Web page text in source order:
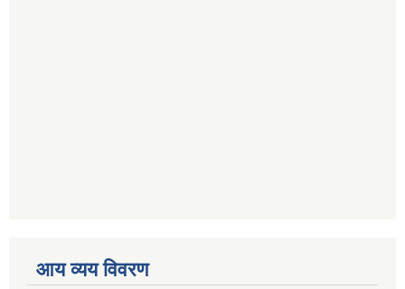
आय व्यय विवरण